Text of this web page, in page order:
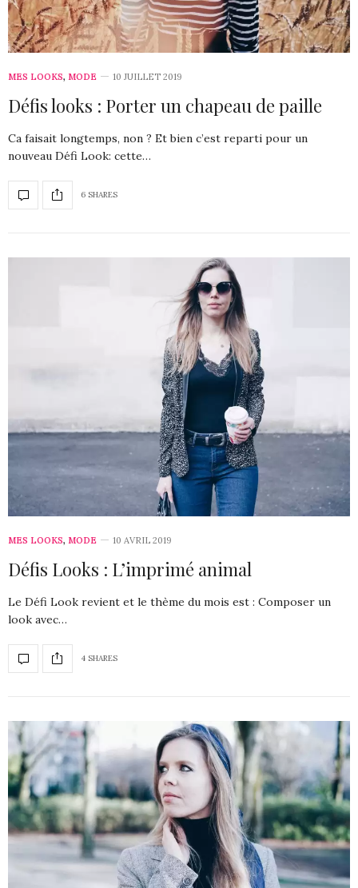
MES LOOKS, MODE 10 JUILLET 2019
Défis looks : Porter un chapeau de paille
Ca faisait longtemps, non ? Et bien c’est reparti pour un
nouveau Défi Look: cette…
6 SHARES
MES LOOKS, MODE 10 AVRIL 2019
Défis Looks : L’imprimé animal
Le Défi Look revient et le thème du mois est : Composer un
look avec…
4 SHARES